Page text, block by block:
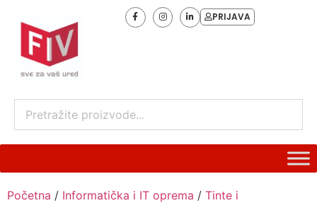
PRIJAVA
Početna / Informatička i IT oprema / Tinte i